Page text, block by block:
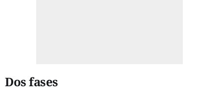
Dos fases